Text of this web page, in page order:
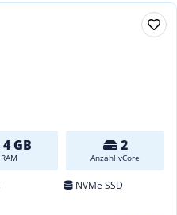
4 GB
RAM
2
Anzahl vCore
NVMe SSD